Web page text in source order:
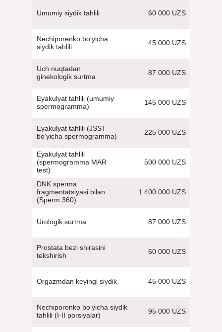
60 000 UZS
Umumiy siydik tahlili
45 000 UZS
Nechiporenko bo‘yicha
siydik tahlili
87 000 UZS
Uch nuqtadan
ginekologik surtma
145 000 UZS
Eyakulyat tahlili (umumiy
spermogramma)
225 000 UZS
Eyakulyat tahlili (JSST
bo‘yicha spermogramma)
500 000 UZS
Eyakulyat tahlili
(spermogramma MAR
test)
1 400 000 UZS
DNK sperma
fragmentatsiyasi bilan
(Sperm 360)
87 000 UZS
Urologik surtma
60 000 UZS
Prostata bezi shirasini
tekshirish
45 000 UZS
Orgazmdan keyingi siydik
95 000 UZS
Nechiporenko bo‘yicha siydik
tahlili (I-II porsiyalar)